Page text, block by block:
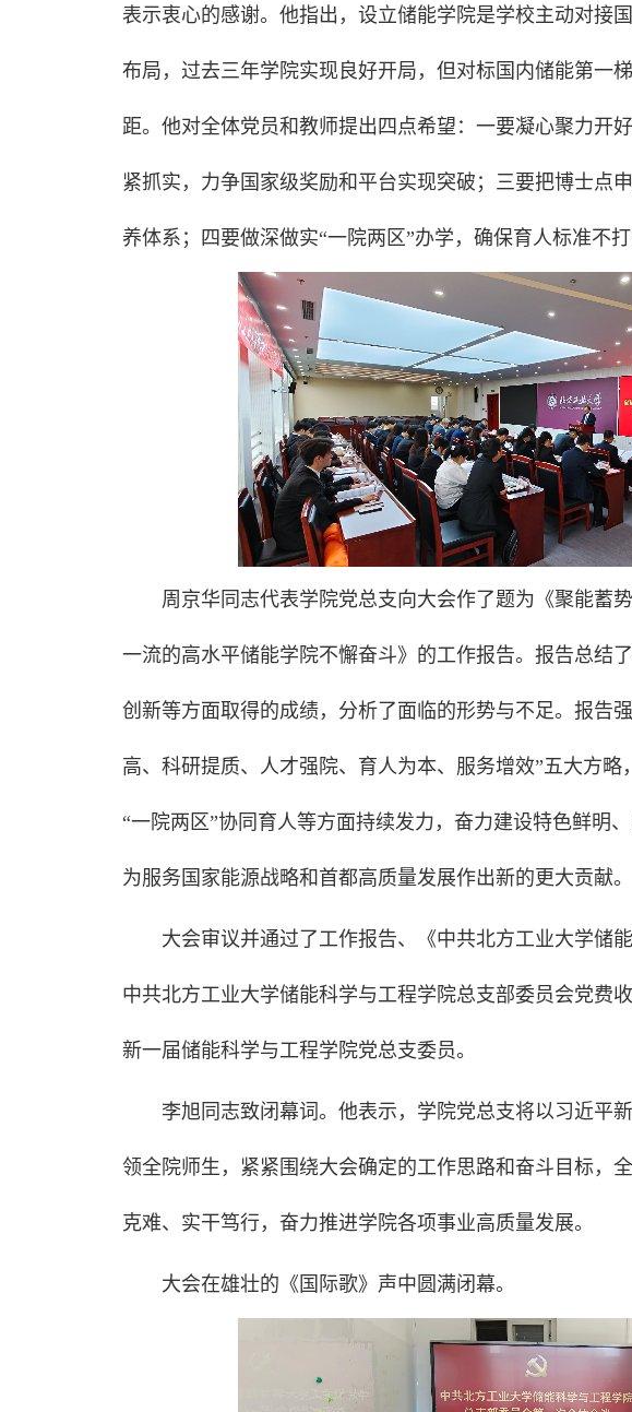
表示衷心的感谢。他指出，设立储能学院是学校主动对接
布局，过去三年学院实现良好开局，但对标国内储能第一
距。他对全体党员和教师提出四点希望：一要凝心聚力开
紧抓实，力争国家级奖励和平台实现突破；三要把博士点
养体系；四要做深做实“一院两区”办学，确保育人标准不打
周京华同志代表学院党总支向大会作了题为《聚能蓄
一流的高水平储能学院不懈奋斗》的工作报告。报告总结
创新等方面取得的成绩，分析了面临的形势与不足。报告
高、科研提质、人才强院、育人为本、服务增效”五大方
“一院两区”协同育人等方面持续发力，奋力建设特色鲜明
为服务国家能源战略和首都高质量发展作出新的更大贡献。
大会审议并通过了工作报告、《中共北方工业大学储
中共北方工业大学储能科学与工程学院总支部委员会党费
新一届储能科学与工程学院党总支委员。
李旭同志致闭幕词。他表示，学院党总支将以习近平
领全院师生，紧紧围绕大会确定的工作思路和奋斗目标，
克难、实干笃行，奋力推进学院各项事业高质量发展。
大会在雄壮的《国际歌》声中圆满闭幕。